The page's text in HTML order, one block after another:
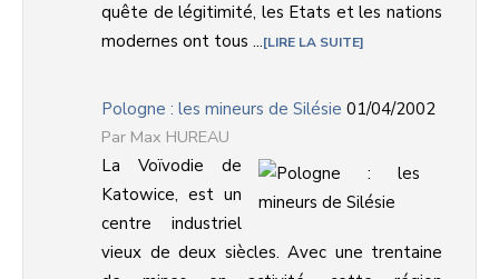
quête de légitimité, les Etats et les nations
modernes ont tous ... LIRE LA SUITE
Pologne : les mineurs de Silésie 01/04/2002
Max HUREAU
La Voïvodie de
Katowice, est un
centre industriel
vieux de deux siècles. Avec une trentaine